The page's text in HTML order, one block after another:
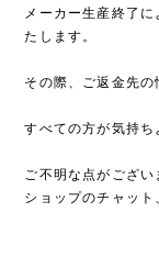
メーカー生産終了
たします。
その際、ご返金先の
すべての方が気持ち
ご不明な点がござい
ショップのチャット